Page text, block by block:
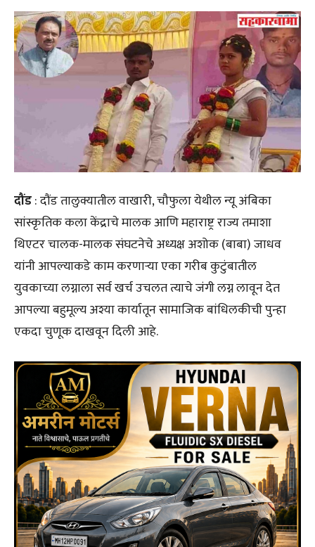
दौंड: दौंड तालुक्यातील वाखारी, चौफुला येथील न्यू अंबिका
सांस्कृतिक कला केंद्राचे मालक आणि महाराष्ट्र राज्य तमाशा
थिएटर चालक-मालक संघटनेचे अध्यक्ष अशोक (बाबा) जाधव
यांनी आपल्याकडे काम करणाऱ्या एका गरीब कुटुंबातील
युवकाच्या लग्नाला सर्व खर्च उचलत त्याचे जंगी लग्न लावून देत
आपल्या बहुमूल्य अश्या कार्यातून सामाजिक बांधिलकीची पुन्हा
एकदा चुणूक दाखवून दिली आहे.